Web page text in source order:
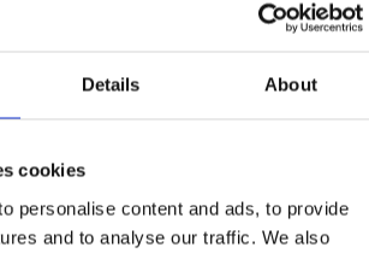
Details About
cookies
personalise content and ads, to provide
and to analyse our traffic. We also
GRADSKO
Mjesto:Mjesto: Crikvenica
LANTERNA